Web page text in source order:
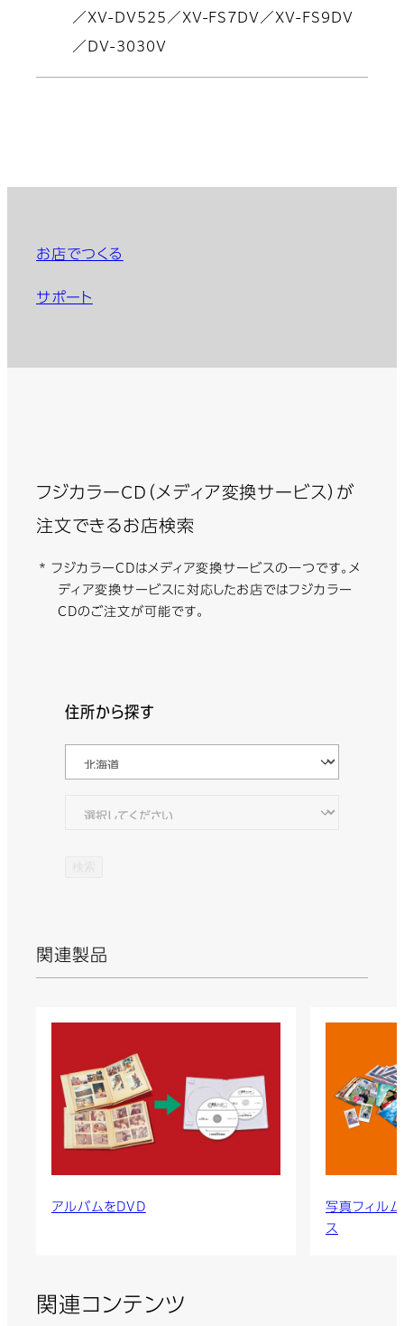
／XV-DV525／XV-FS7DV／XV-FS9DV
／DV-3030V
お店でつくる
サポート
フジカラーCD（メディア変換サービス）が
注文できるお店検索
* フジカラーCDはメディア変換サービスの一つです。メ
ディア変換サービスに対応したお店ではフジカラー
CDのご注文が可能です。
住所から探す
関連製品
アルバムをDVD
写真フィル
ス
関連コンテンツ